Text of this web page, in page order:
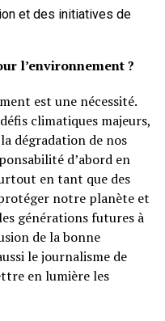
et des initiatives de
l’environnement ?
est une nécessité.
climatiques majeurs,
dégradation de nos
d’abord en
en tant que des
notre planète et
générations futures à
de la bonne
le journalisme de
en lumière les